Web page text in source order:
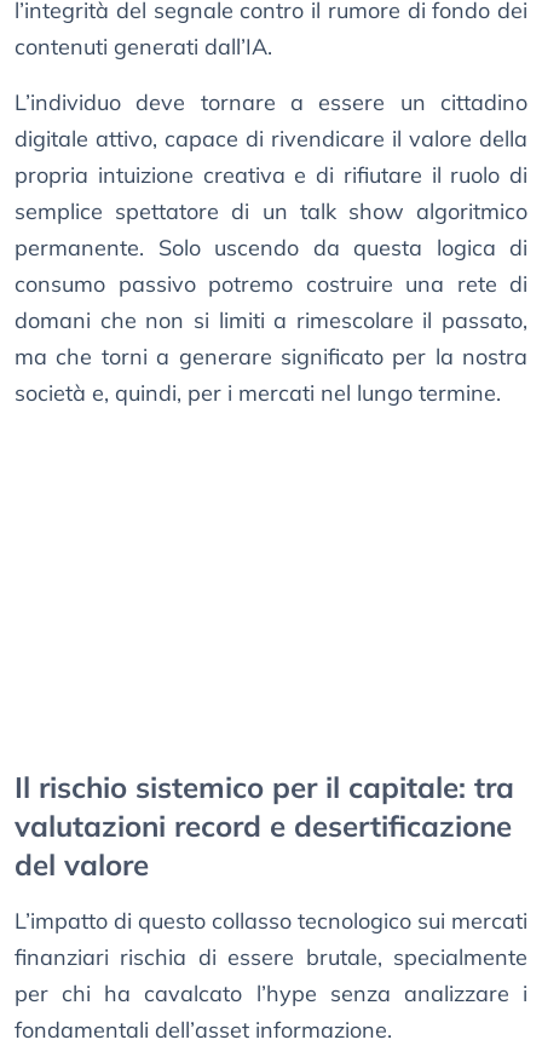
l’integrità del segnale contro il rumore di fondo dei
contenuti generati dall’IA.
L’individuo deve tornare a essere un cittadino
digitale attivo, capace di rivendicare il valore della
propria intuizione creativa e di rifiutare il ruolo di
semplice spettatore di un talk show algoritmico
permanente. Solo uscendo da questa logica di
consumo passivo potremo costruire una rete di
domani che non si limiti a rimescolare il passato,
ma che torni a generare significato per la nostra
società e, quindi, per i mercati nel lungo termine.
Il rischio sistemico per il capitale: tra
valutazioni record e desertificazione
del valore
L’impatto di questo collasso tecnologico sui mercati
finanziari rischia di essere brutale, specialmente
per chi ha cavalcato l’hype senza analizzare i
fondamentali dell’asset informazione.